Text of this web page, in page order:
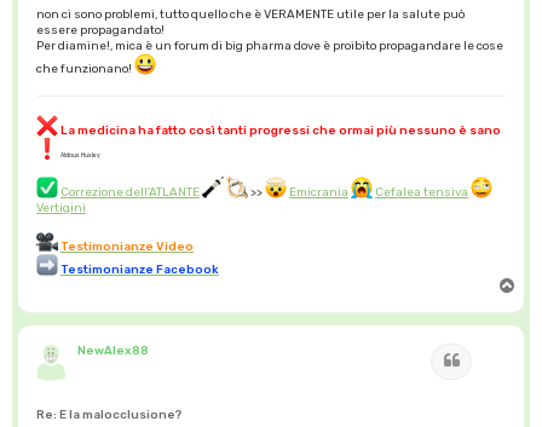
non ci sono problemi, tutto quello che è VERAMENTE utile per la salute può
essere propagandato!
Per diamine!, mica è un forum di big pharma dove è proibito propagandare le cose
che funzionano!
La medicina ha fatto così tanti progressi che ormai più nessuno è sano
Aldous Huxley
Correzione dell'ATLANTE >> Emicrania
Cefalea tensiva
Vertigini
Testimonianze Video
Testimonianze Facebook
p
NewAlex88
Re: E la malocclusione?